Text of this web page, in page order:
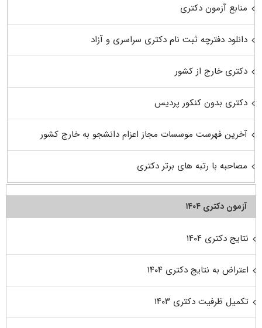
منابع آزمون دکتری
دانلود دفترچه ثبت نام دکتری سراسری و آزاد
دکتری خارج از کشور
دکتری بدون کنکور پردیس
آخرین فهرست موسسات مجاز اعزام دانشجو به خارج کشور
مصاحبه با رتبه های برتر دکتری
آزمون دکتری ۱۴۰۴
نتایج دکتری ۱۴۰۴
اعتراض به نتایج دکتری ۱۴۰۴
تکمیل ظرفیت دکتری ۱۴۰۳